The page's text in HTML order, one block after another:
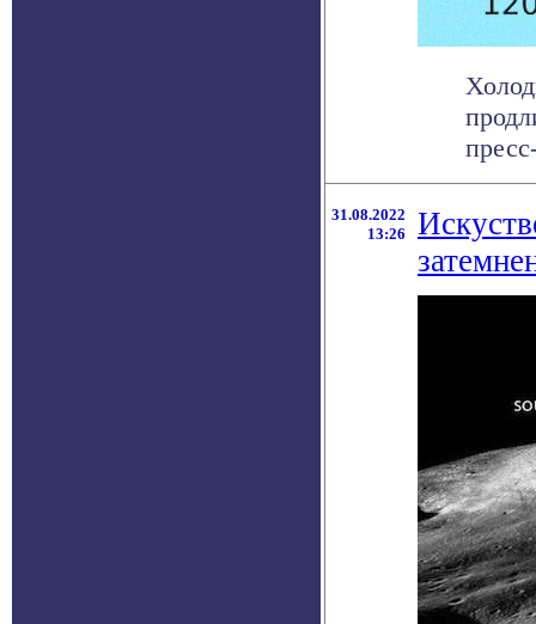
31.08.2022
13:26